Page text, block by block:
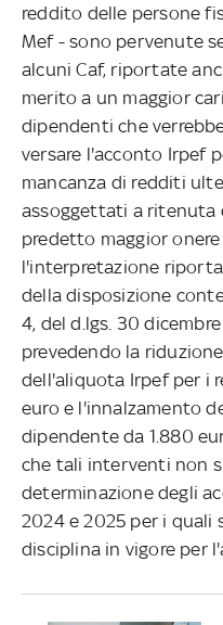
reddito delle persone
Mef - sono pervenute
alcuni Caf, riportate
merito a un maggior
dipendenti che
versare l'acconto Irpef
mancanza di redditi
assoggettati a ritenuta
predetto maggior
l'interpretazione
della disposizione
4, del d.lgs. 30 dicembre
prevedendo la
dell'aliquota Irpef per i
euro e l'innalzamento
dipendente da 1.880
che tali interventi non
determinazione degli
2024 e 2025 per i quali
disciplina in vigore per